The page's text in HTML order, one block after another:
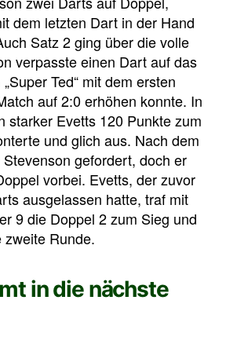
dem letzten Dart in der Hand
Satz 2 ging über die volle
verpasste einen Dart auf das
Ted“ mit dem ersten
auf 2:0 erhöhen konnte. In
starker Evetts 120 Punkte zum
und glich aus. Nach dem
gefordert, doch er
vorbei. Evetts, der zuvor
ausgelassen hatte, traf mit
9 die Doppel 2 zum Sieg und
Runde.
in die nächste